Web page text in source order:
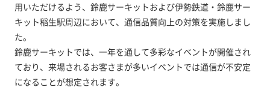
用いただけるよう、鈴鹿サーキットおよび伊勢鉄道・鈴鹿サー
キット稲生駅周辺において、通信品質向上の対策を実施しまし
た。
鈴鹿サーキットでは、一年を通して多彩なイベントが開催され
ており、来場されるお客さまが多いイベントでは通信が不安定
になることが想定されます。